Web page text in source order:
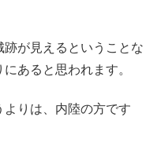
が見えるということな
あると思われます。
りは、内陸の方です